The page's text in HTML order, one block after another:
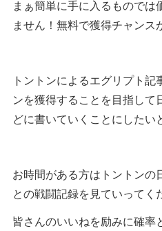
まぁ簡単に手に入るものでは
ません！無料で獲得チャンス
トントンによるエグリプト
ンを獲得することを目指して
どに書いていくことにしたい
お時間がある方はトントンの
との戦闘記録を見ていってく
皆さんのいいねを励みに確率